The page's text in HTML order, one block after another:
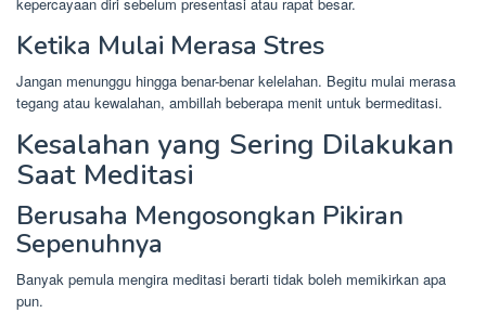
Ketika Mulai Merasa Stres
Jangan menunggu hingga benar-benar kelelahan. Begitu mulai merasa
tegang atau kewalahan, ambillah beberapa menit untuk bermeditasi.
Kesalahan yang Sering Dilakukan
Saat Meditasi
Berusaha Mengosongkan Pikiran
Sepenuhnya
Banyak pemula mengira meditasi berarti tidak boleh memikirkan apa
pun.